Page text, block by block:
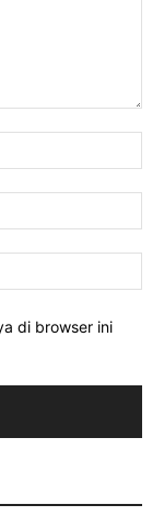
di browser ini